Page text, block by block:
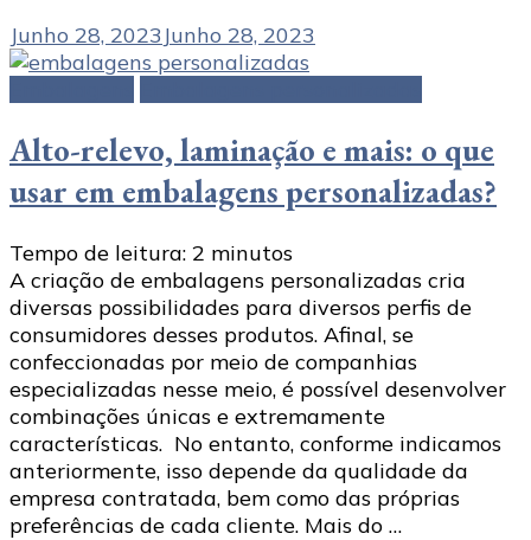
Junho 28, 2023 Junho 28, 2023
Alto-relevo, laminação e mais: o que
usar em embalagens personalizadas?
Tempo de leitura: 2 minutos
A criação de embalagens personalizadas cria
diversas possibilidades para diversos perfis de
consumidores desses produtos. Afinal, se
confeccionadas por meio de companhias
especializadas nesse meio, é possível desenvolver
combinações únicas e extremamente
características. No entanto, conforme indicamos
anteriormente, isso depende da qualidade da
empresa contratada, bem como das próprias
preferências de cada cliente. Mais do …